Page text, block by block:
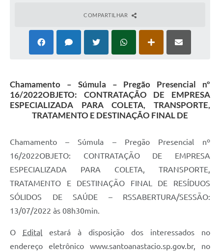
COMPARTILHAR
Chamamento – Súmula – Pregão Presencial nº
16/2022OBJETO: CONTRATAÇÃO DE EMPRESA
ESPECIALIZADA PARA COLETA, TRANSPORTE,
TRATAMENTO E DESTINAÇÃO FINAL DE
Chamamento – Súmula – Pregão Presencial nº
16/2022OBJETO: CONTRATAÇÃO DE EMPRESA
ESPECIALIZADA PARA COLETA, TRANSPORTE,
TRATAMENTO E DESTINAÇÃO FINAL DE RESÍDUOS
SÓLIDOS DE SAÚDE – RSSABERTURA/SESSÃO:
13/07/2022 às 08h30min.
O Edital estará à disposição dos interessados no
endereço eletrônico www.santoanastacio.sp.gov.br, no